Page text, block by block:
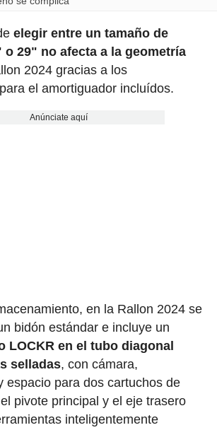
elegir entre un tamaño de
o 29" no afecta a la geometría
2024 gracias a los
el amortiguador incluídos.
Anúnciate aquí
en la Rallon 2024 se
bidón estándar e incluye un
LOCKR en el tubo diagonal
selladas, con cámara,
espacio para dos cartuchos de
pivote principal y el eje trasero
inteligentemente